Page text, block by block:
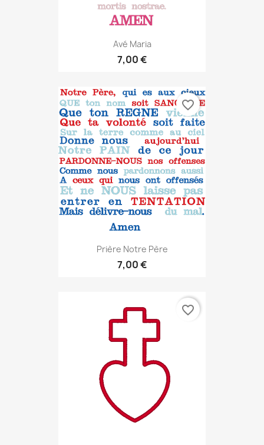
Avé Maria
7,00 €
Prière Notre Père
7,00 €
favorite_border
favorite_border